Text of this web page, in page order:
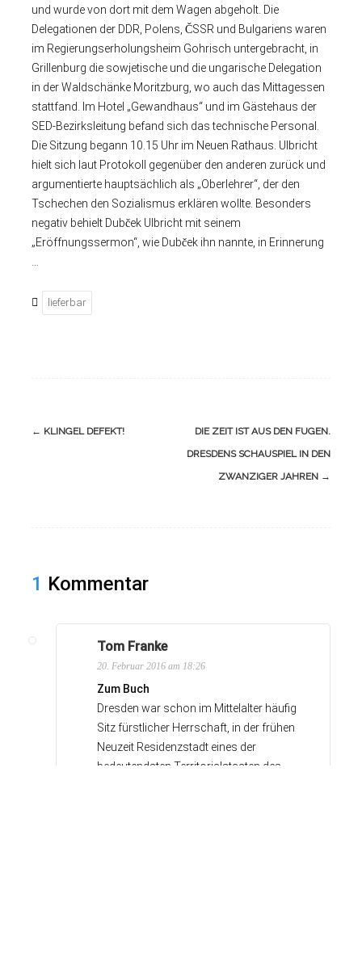
und wurde von dort mit dem Wagen abgeholt. Die
Delegationen der DDR, Polens, ČSSR und Bulgariens waren
im Regierungserholungsheim Gohrisch untergebracht, in
Grillenburg die sowjetische und die ungarische Delegation
in der Waldschänke Moritzburg, wo auch das Mittagessen
stattfand. Im Hotel „Gewandhaus“ und im Gästehaus der
SED-Bezirksleitung befand sich das technische Personal.
Die Sitzung begann 10.15 Uhr im Neuen Rathaus. Ulbricht
hielt sich laut Protokoll gegenüber den anderen zurück und
argumentierte hauptsächlich als „Oberlehrer“, der den
Tschechen den Sozialismus erklären wollte. Besonders
negativ behielt Dubček Ulbricht mit seinem
„Eröffnungssermon“, wie Dubček ihn nannte, in Erinnerung
lieferbar
← KLINGEL DEFEKT!
DIE ZEIT IST AUS DEN FUGEN.
DRESDENS SCHAUSPIEL IN DEN
ZWANZIGER JAHREN →
1 Kommentar
Tom Franke
20. Februar 2016 am 18:26
Zum Buch
Dresden war schon im Mittelalter häufig
Sitz fürstlicher Herrschaft, in der frühen
Neuzeit Residenzstadt eines der
bedeutendsten Territorialstaaten des